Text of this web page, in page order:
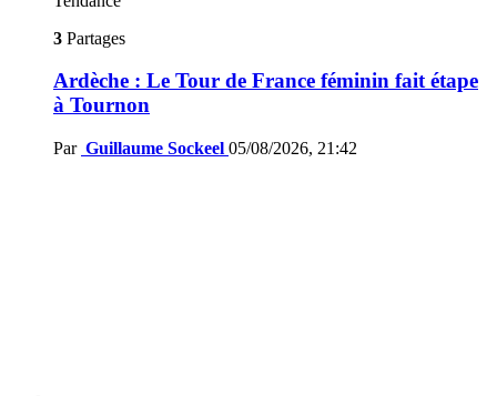
3 Partages
Ardèche : Le Tour de France féminin fait étape
à Tournon
Par Guillaume Sockeel 05/08/2026, 21:42